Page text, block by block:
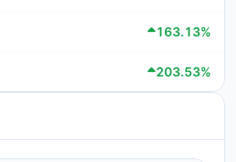
163.13%
203.53%